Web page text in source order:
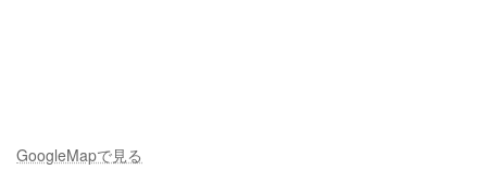
GoogleMapで見る